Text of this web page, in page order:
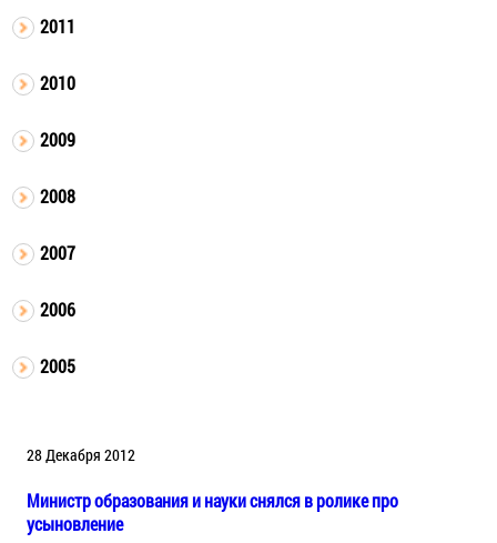
2011
2010
2009
2008
2007
2006
2005
28 Декабря 2012
Министр образования и науки снялся в ролике про
усыновление